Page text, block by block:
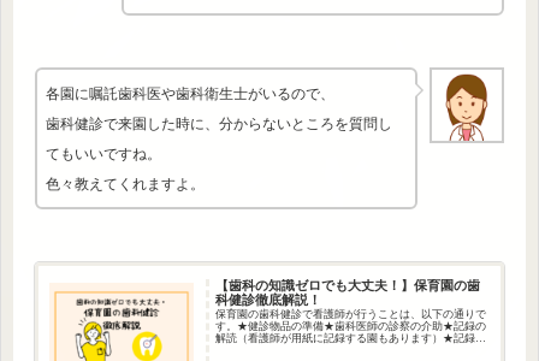
各園に嘱託歯科医や歯科衛生士がいるので、
歯科健診で来園した時に、分からないところを質問し
てもいいですね。
色々教えてくれますよ。
【歯科の知識ゼロでも大丈夫！】保育園の歯
科健診徹底解説！
保育園の歯科健診で看護師が行うことは、以下の通りで
す。★健診物品の準備★歯科医師の診察の介助★記録の
解読（看護師が用紙に記録する園もあります）★記録を